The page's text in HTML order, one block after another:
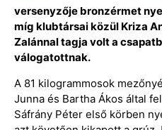
versenyzője bronzérmet
míg klubtársai közül Kriza
Zalánnal tagja volt a
válogatottnak.
A 81 kilogrammosok
Junna és Bartha Ákos által
Sáfrány Péter első körben